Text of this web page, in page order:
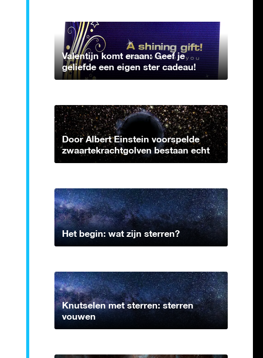
Valentijn komt eraan: Geef je
geliefde een eigen ster cadeau!
Door Albert Einstein voorspelde
zwaartekrachtgolven bestaan echt
Het begin: wat zijn sterren?
Knutselen met sterren: sterren
vouwen